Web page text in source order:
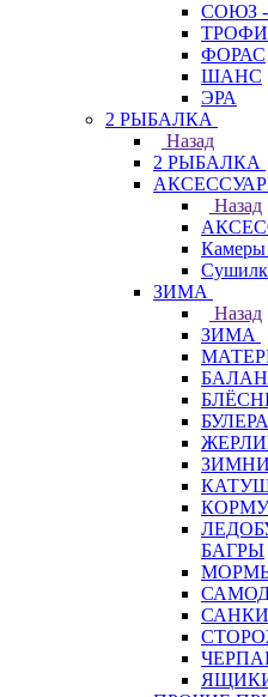
СОЮЗ
ТРОФИ
ФОРАС
ШАНС
ЭРА
2 РЫБАЛКА
Назад
2 РЫБАЛКА
Назад
ЗИМА
Назад
ЗИМА
БАГРЫ
САНКИ